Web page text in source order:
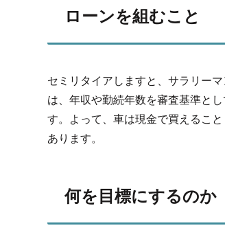
ローンを組むこと
セミリタイアしますと、サラリー
は、年収や勤続年数を審査基準と
す。よって、車は現金で買えるこ
あります。
何を目標にするのか